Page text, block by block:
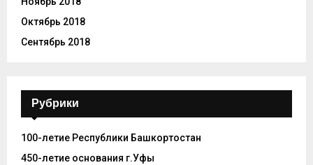
Октябрь 2018
Сентябрь 2018
Рубрики
100-летие Республики Башкортостан
450-летие основания г.Уфы